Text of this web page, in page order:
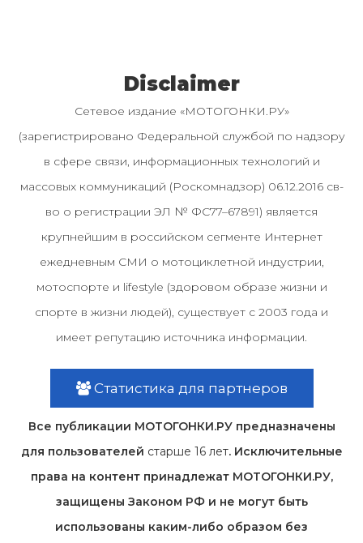
Disclaimer
Сетевое издание «МОТОГОНКИ.РУ»
(зарегистрировано Федеральной службой по надзору
в сфере связи, информационных технологий и
массовых коммуникаций (Роскомнадзор) 06.12.2016 св-
во о регистрации ЭЛ № ФС77–67891) является
крупнейшим в российском сегменте Интернет
ежедневным СМИ о мотоциклетной индустрии,
мотоспорте и lifestyle (здоровом образе жизни и
спорте в жизни людей), существует с 2003 года и
имеет репутацию источника информации.
Статистика для партнеров
Все публикации МОТОГОНКИ.РУ предназначены
для пользователей старше 16 лет. Исключительные
права на контент принадлежат МОТОГОНКИ.РУ,
защищены Законом РФ и не могут быть
использованы каким-либо образом без